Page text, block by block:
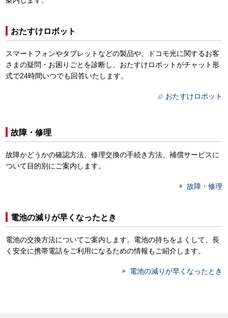
おたすけロボット
スマートフォンやタブレットなどの製品や、ドコモ光に関するお客
さまの疑問・お困りごとを診断し、おたすけロボットがチャット形
式で24時間いつでも回答いたします。
おたすけロボット
故障・修理
故障かどうかの確認方法、修理交換の手続き方法、補償サービスに
ついて目的別にご案内します。
故障・修理
電池の減りが早くなったとき
電池の交換方法についてご案内します。電池の持ちをよくして、長
く安全に携帯電話をご利用になるための情報もご紹介します。
電池の減りが早くなったとき